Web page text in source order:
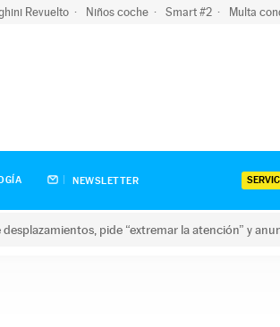
Revuelto Niños coche Smart #2 Multa
NEWSLETTER
pide “extremar la atención” y